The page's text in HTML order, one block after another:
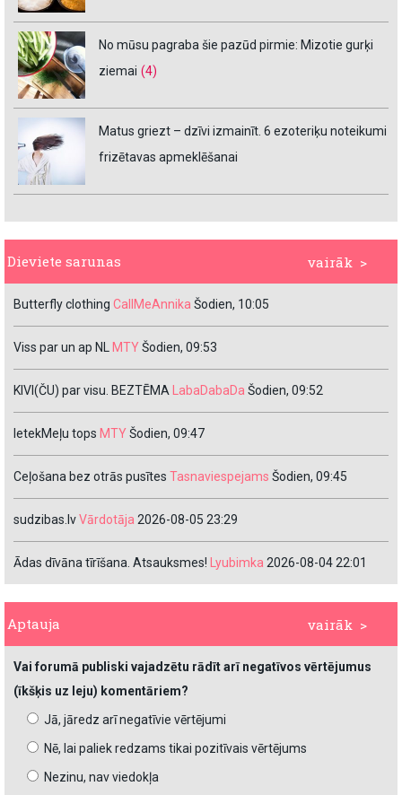
No mūsu pagraba šie pazūd pirmie: Mizotie gurķi
ziemai (4)
Matus griezt – dzīvi izmainīt. 6 ezoteriķu noteikumi
frizētavas apmeklēšanai
vairāk >
Dieviete sarunas
Butterfly clothing CallMeAnnika Šodien, 10:05
Viss par un ap NL MTYŠodien, 09:53
KIVI(ČU) par visu. BEZTĒMA LabaDabaDa Šodien, 09:52
IetekMeļu tops MTYŠodien, 09:47
Ceļošana bez otrās pusītes Tasnaviespejams Šodien, 09:45
sudzibas.lvVārdotāja 2026-08-05 23:29
Ādas dīvāna tīrīšana. Atsauksmes! Lyubimka 2026-08-04 22:01
vairāk >
Aptauja
Vai forumā publiski vajadzētu rādīt arī negatīvos vērtējumus
(īkšķis uz leju) komentāriem?
Jā, jāredz arī negatīvie vērtējumi
Nē, lai paliek redzams tikai pozitīvais vērtējums
Nezinu, nav viedokļa